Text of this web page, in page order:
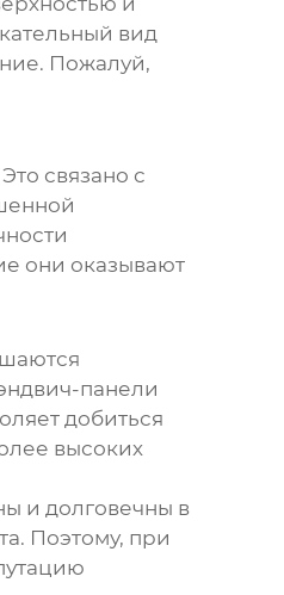
вид
Пожалуй,
связано с
они оказывают
панели
добиться
высоких
и долговечны в
Поэтому, при